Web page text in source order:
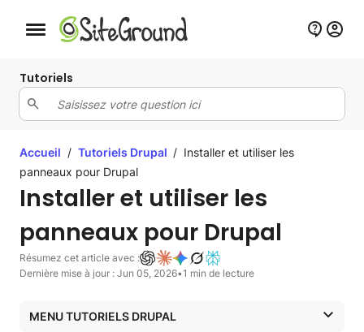
Bouton de navigation mobile
Tutoriels
Accueil / Tutoriels Drupal / Installer et utiliser les
panneaux pour Drupal
Installer et utiliser les
panneaux pour Drupal
Résumez cet article avec :
Dernière mise à jour : Jun 05, 2026•1 min de lecture
MENU TUTORIELS DRUPAL